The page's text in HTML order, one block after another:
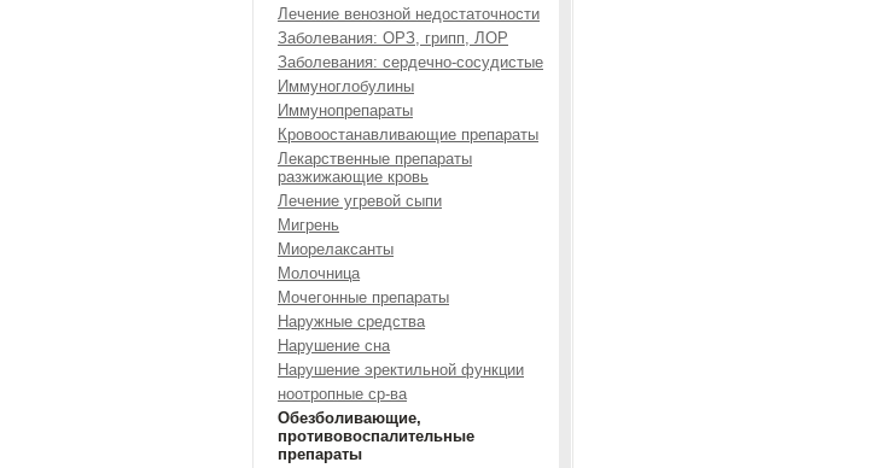
Лечение венозной недостаточности
Заболевания: ОРЗ, грипп, ЛОР
Заболевания: сердечно-сосудистые
Иммуноглобулины
Иммунопрепараты
Кровоостанавливающие препараты
Лекарственные препараты
разжижающие кровь
Лечение угревой сыпи
Мигрень
Миорелаксанты
Молочница
Мочегонные препараты
Наружные средства
Нарушение сна
Нарушение эректильной функции
ноотропные ср-ва
Обезболивающие,
противовоспалительные
препараты